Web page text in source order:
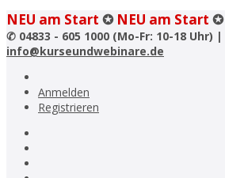
NEU am Start ✪ NEU am Start ✪
✆ 04833 - 605 1000 (Mo-Fr: 10-18 Uhr) |
info@kurseundwebinare.de
Anmelden
Registrieren